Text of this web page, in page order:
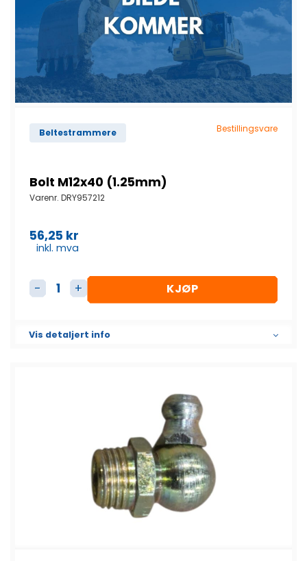
Beltestrammere Bestillingsvare
Bolt M12x40 (1.25mm)
Varenr. DRY957212
56,25 kr
inkl. mva
Bolt M12x40 (1.25mm) antall
KJØP
Vis detaljert info